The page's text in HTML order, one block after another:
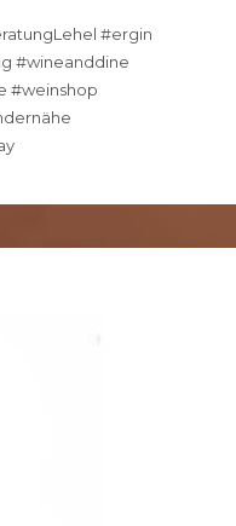
#ergin
#wineanddine
#weinshop